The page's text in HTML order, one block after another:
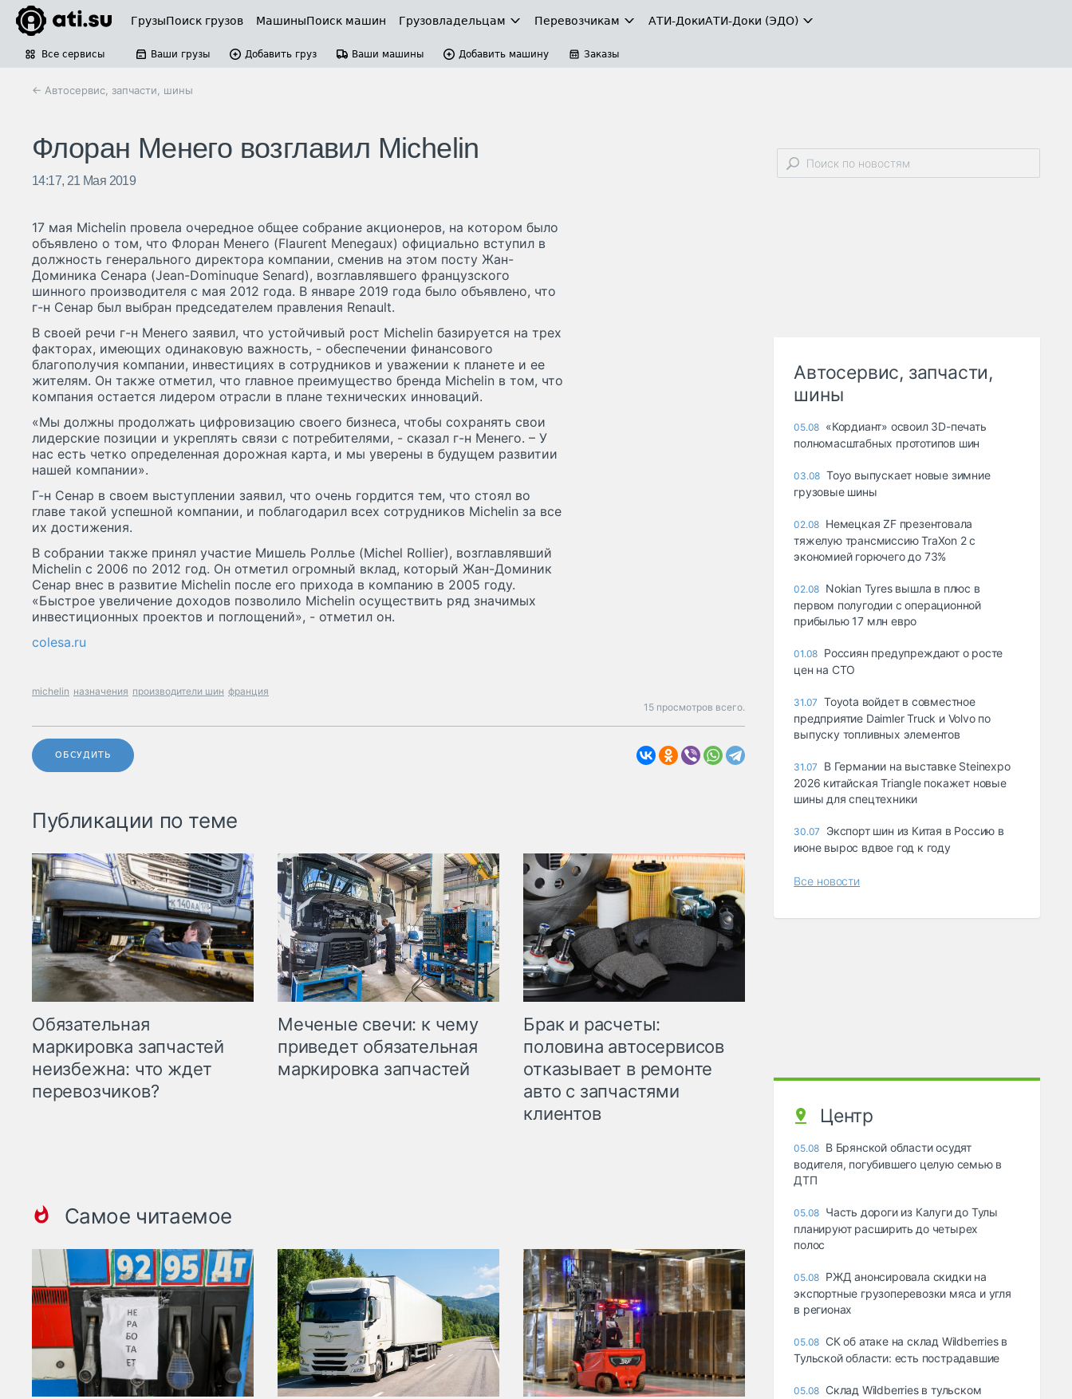
ГрузыПоиск грузов МашиныПоиск машин Грузовладельцам Перевозчикам АТИ-ДокиАТИ-Доки (ЭДО)
Все сервисы Ваши грузы Добавить груз Ваши машины Добавить машину Заказы
← Автосервис, запчасти, шины
Флоран Менего возглавил Michelin
14:17, 21 Мая 2019
17 мая Michelin провела очередное общее собрание акционеров, на котором было
объявлено о том, что Флоран Менего (Flaurent Menegaux) официально вступил в
должность генерального директора компании, сменив на этом посту Жан-
Доминика Сенара (Jean-Dominuque Senard), возглавлявшего французского
шинного производителя с мая 2012 года. В январе 2019 года было объявлено, что
г-н Сенар был выбран председателем правления Renault.
В своей речи г-н Менего заявил, что устойчивый рост Michelin базируется на трех
факторах, имеющих одинаковую важность, - обеспечении финансового
благополучия компании, инвестициях в сотрудников и уважении к планете и ее
жителям. Он также отметил, что главное преимущество бренда Michelin в том, что
компания остается лидером отрасли в плане технических инноваций.
«Мы должны продолжать цифровизацию своего бизнеса, чтобы сохранять свои
лидерские позиции и укреплять связи с потребителями, - сказал г-н Менего. – У
нас есть четко определенная дорожная карта, и мы уверены в будущем развитии
нашей компании».
Г-н Сенар в своем выступлении заявил, что очень гордится тем, что стоял во
главе такой успешной компании, и поблагодарил всех сотрудников Michelin за все
их достижения.
В собрании также принял участие Мишель Роллье (Michel Rollier), возглавлявший
Michelin с 2006 по 2012 год. Он отметил огромный вклад, который Жан-Доминик
Сенар внес в развитие Michelin после его прихода в компанию в 2005 году.
«Быстрое увеличение доходов позволило Michelin осуществить ряд значимых
инвестиционных проектов и поглощений», - отметил он.
colesa.ru
michelin назначения производители шин франция
15 просмотров всего.
ОБСУДИТЬ
Публикации по теме
Обязательная
маркировка запчастей
неизбежна: что ждет
перевозчиков?
Меченые свечи: к чему
приведет обязательная
маркировка запчастей
Брак и расчеты:
половина автосервисов
отказывает в ремонте
авто с запчастями
клиентов
Самое читаемое
Автосервис, запчасти,
шины
05.08 «Кордиант» освоил 3D-печать
полномасштабных прототипов шин
03.08 Toyo выпускает новые зимние
грузовые шины
02.08 Немецкая ZF презентовала
тяжелую трансмиссию TraXon 2 с
экономией горючего до 73%
02.08 Nokian Tyres вышла в плюс в
первом полугодии с операционной
прибылью 17 млн евро
01.08 Россиян предупреждают о росте
цен на СТО
31.07
Toyota войдет в совместное
предприятие Daimler Truck и Volvo по
выпуску топливных элементов
31.07
В Германии на выставке Steinexpo
2026 китайская Triangle покажет новые
шины для спецтехники
30.07
Экспорт шин из Китая в Россию в
июне вырос вдвое год к году
Все новости
Центр
05.08 В Брянской области осудят
водителя, погубившего целую семью в
ДТП
05.08 Часть дороги из Калуги до Тулы
планируют расширить до четырех
полос
05.08 РЖД анонсировала скидки на
экспортные грузоперевозки мяса и угля
в регионах
05.08 СК об атаке на склад Wildberries в
Тульской области: есть пострадавшие
05.08 Склад Wildberries в тульском